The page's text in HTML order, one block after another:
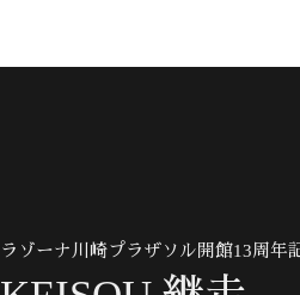
ラゾーナ川崎プラザソル開館13周年